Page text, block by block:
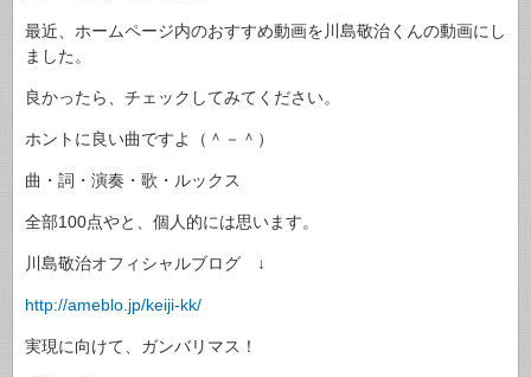
最近、ホームページ内のおすすめ動画を川島敬治くんの動画にし
ました。
良かったら、チェックしてみてください。
ホントに良い曲ですよ（＾－＾）
曲・詞・演奏・歌・ルックス
全部100点やと、個人的には思います。
川島敬治オフィシャルブログ ↓
http://ameblo.jp/keiji-kk/
実現に向けて、ガンバリマス！